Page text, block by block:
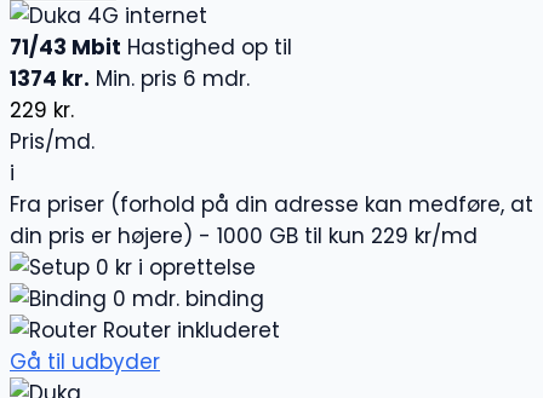
4G internet
71/43 Mbit Hastighed op til
1374 kr. Min. pris 6 mdr.
229 kr.
Pris/md.
i
Fra priser (forhold på din adresse kan medføre, at
din pris er højere) - 1000 GB til kun 229 kr/md
0 kr i oprettelse
0 mdr. binding
Router inkluderet
Gå til udbyder